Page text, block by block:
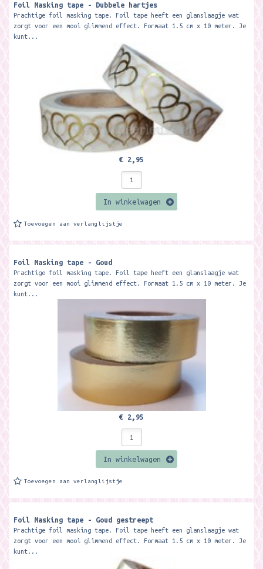
Foil Masking tape - Dubbele hartjes
Prachtige foil masking tape. Foil tape heeft een glanslaagje wat
zorgt voor een mooi glimmend effect. Formaat 1.5 cm x 10 meter. Je
kunt...
€ 2,95
In winkelwagen
Toevoegen aan verlanglijstje
Foil Masking tape - Goud
Prachtige foil masking tape. Foil tape heeft een glanslaagje wat
zorgt voor een mooi glimmend effect. Formaat 1.5 cm x 10 meter. Je
kunt...
€ 2,95
In winkelwagen
Toevoegen aan verlanglijstje
Foil Masking tape - Goud gestreept
Prachtige foil masking tape. Foil tape heeft een glanslaagje wat
zorgt voor een mooi glimmend effect. Formaat 1.5 cm x 10 meter. Je
kunt...